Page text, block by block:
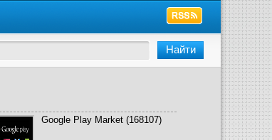
Google Play Market (168107)